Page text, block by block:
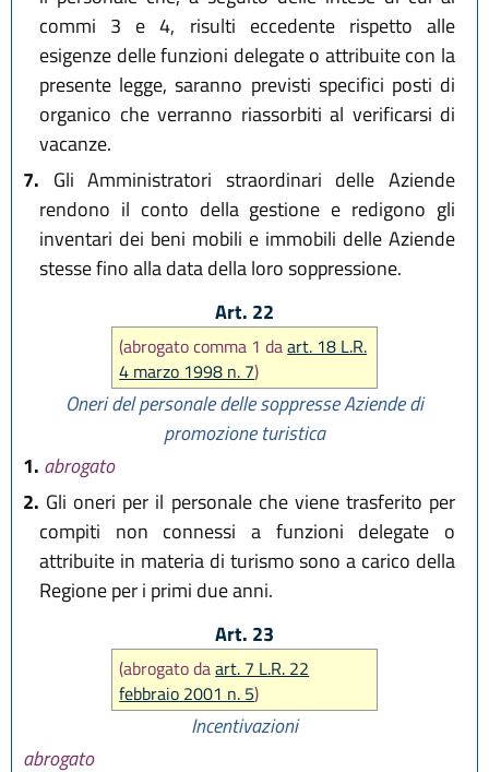
commi 3 e 4, risulti eccedente rispetto alle
esigenze delle funzioni delegate o attribuite con la
presente legge, saranno previsti specifici posti di
organico che verranno riassorbiti al verificarsi di
vacanze.
7. Gli Amministratori straordinari delle Aziende
rendono il conto della gestione e redigono gli
inventari dei beni mobili e immobili delle Aziende
stesse fino alla data della loro soppressione.
Art. 22
(abrogato comma 1 daart. 18 L.R.
4 marzo 1998 n. 7)
Oneri del personale delle soppresse Aziende di
promozione turistica
1. abrogato
2. Gli oneri per il personale che viene trasferito per
compiti non connessi a funzioni delegate o
attribuite in materia di turismo sono a carico della
Regione per i primi due anni.
Art. 23
(abrogato daart. 7 L.R. 22
febbraio 2001 n. 5)
Incentivazioni
abrogato